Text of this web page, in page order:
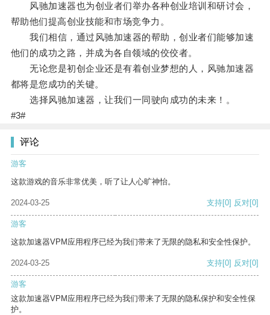
风驰加速器也为创业者们举办各种创业培训和研讨会，
帮助他们提高创业技能和市场竞争力。
我们相信，通过风驰加速器的帮助，创业者们能够加速
他们的成功之路，并成为各自领域的佼佼者。
无论您是初创企业还是有着创业梦想的人，风驰加速器
都将是您成功的关键。
选择风驰加速器，让我们一同驶向成功的未来！。
#3#
评论
游客
这款游戏的音乐非常优美，听了让人心旷神怡。
2024-03-25 支持[0] 反对[0]
游客
这款加速器VPM应用程序已经为我们带来了无限的隐私和安全性保护。
2024-03-25 支持[0] 反对[0]
游客
这款加速器VPM应用程序已经为我们带来了无限的隐私保护和安全性保
护。